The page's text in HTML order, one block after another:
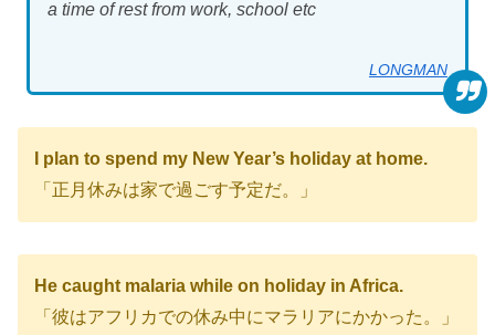
a time of rest from work, school etc
LONGMAN
I plan to spend my New Year’s holiday at home.
「正月休みは家で過ごす予定だ。」
He caught malaria while on holiday in Africa.
「彼はアフリカでの休み中にマラリアにかかった。」